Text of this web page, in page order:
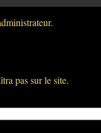
pas sur le site.